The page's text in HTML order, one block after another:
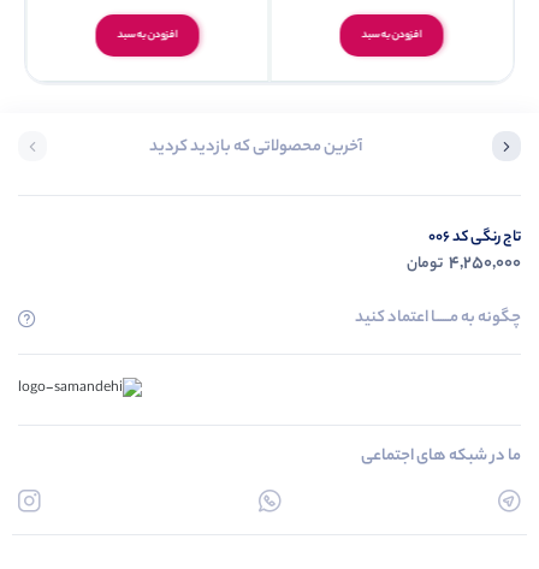
افزودن به سبد افزودن به سبد
آخرین محصولاتی که بازدید کردید
تاج رنگی کد 006
4,250,000 تومان
چگونه به مــــــا اعتماد کنید
ما در شبکه های اجتماعی